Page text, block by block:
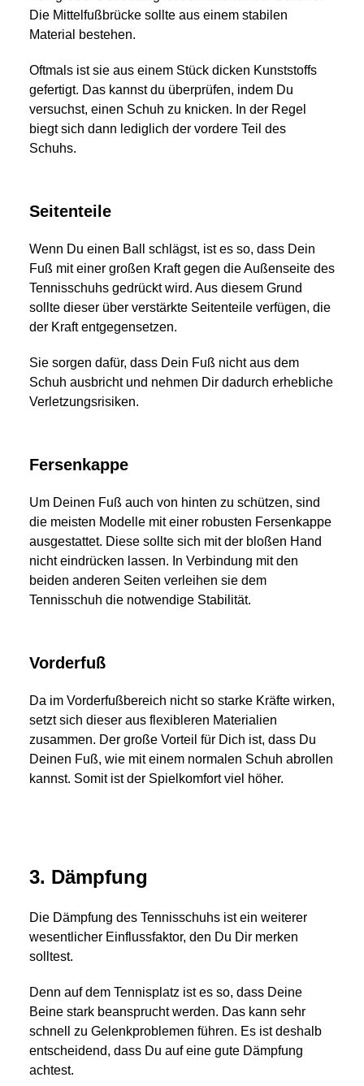
Die Mittelfußbrücke sollte aus einem stabilen
Material bestehen.
Oftmals ist sie aus einem Stück dicken Kunststoffs
gefertigt. Das kannst du überprüfen, indem Du
versuchst, einen Schuh zu knicken. In der Regel
biegt sich dann lediglich der vordere Teil des
Schuhs.
Seitenteile
Wenn Du einen Ball schlägst, ist es so, dass Dein
Fuß mit einer großen Kraft gegen die Außenseite des
Tennisschuhs gedrückt wird. Aus diesem Grund
sollte dieser über verstärkte Seitenteile verfügen, die
der Kraft entgegensetzen.
Sie sorgen dafür, dass Dein Fuß nicht aus dem
Schuh ausbricht und nehmen Dir dadurch erhebliche
Verletzungsrisiken.
Fersenkappe
Um Deinen Fuß auch von hinten zu schützen, sind
die meisten Modelle mit einer robusten Fersenkappe
ausgestattet. Diese sollte sich mit der bloßen Hand
nicht eindrücken lassen. In Verbindung mit den
beiden anderen Seiten verleihen sie dem
Tennisschuh die notwendige Stabilität.
Vorderfuß
Da im Vorderfußbereich nicht so starke Kräfte wirken,
setzt sich dieser aus flexibleren Materialien
zusammen. Der große Vorteil für Dich ist, dass Du
Deinen Fuß, wie mit einem normalen Schuh abrollen
kannst. Somit ist der Spielkomfort viel höher.
3. Dämpfung
Die Dämpfung des Tennisschuhs ist ein weiterer
wesentlicher Einflussfaktor, den Du Dir merken
solltest.
Denn auf dem Tennisplatz ist es so, dass Deine
Beine stark beansprucht werden. Das kann sehr
schnell zu Gelenkproblemen führen. Es ist deshalb
entscheidend, dass Du auf eine gute Dämpfung
achtest.